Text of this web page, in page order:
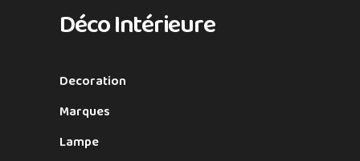
Déco Intérieure
Decoration
Marques
Lampe